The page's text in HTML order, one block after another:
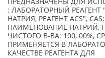
; ЛАБОРАТОРНЫЙ
НАТРИЯ, РЕАГЕНТ ACS",
НАИМЕНОВАНИЕ НАТРИЙ,
ЧИСТОГО В-ВА: 100, 00%,
ПРИМЕНЯЕТСЯ В
КАЧЕСТВЕ РЕАГЕНТА ДЛЯ